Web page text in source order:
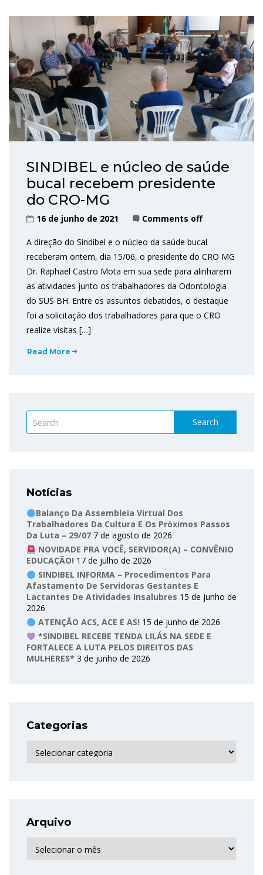
SINDIBEL e núcleo de saúde
bucal recebem presidente
do CRO-MG
16 de junho de 2021 Comments off
A direção do Sindibel e o núcleo da saúde bucal
receberam ontem, dia 15/06, o presidente do CRO MG
Dr. Raphael Castro Mota em sua sede para alinharem
as atividades junto os trabalhadores da Odontologia
do SUS BH. Entre os assuntos debatidos, o destaque
foi a solicitação dos trabalhadores para que o CRO
realize visitas […]
Read More
Search
Notícias
Balanço Da Assembleia Virtual Dos
Trabalhadores Da Cultura E Os Próximos Passos
Da Luta – 29/07 7 de agosto de 2026
NOVIDADE PRA VOCÊ, SERVIDOR(A) – CONVÊNIO
EDUCAÇÃO! 17 de julho de 2026
SINDIBEL INFORMA – Procedimentos Para
Afastamento De Servidoras Gestantes E
Lactantes De Atividades Insalubres 15 de junho de
2026
ATENÇÃO ACS, ACE E AS! 15 de junho de 2026
*SINDIBEL RECEBE TENDA LILÁS NA SEDE E
FORTALECE A LUTA PELOS DIREITOS DAS
MULHERES* 3 de junho de 2026
Categorias
Categorias
Arquivo
Arquivo